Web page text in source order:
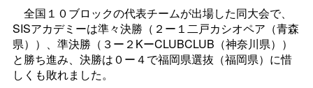
全国１０ブロックの代表チームが出場した同大会で、
SISアカデミーは準々決勝（２ー１二戸カシオペア（青森
県））、準決勝（３ー２KーCLUBCLUB（神奈川県））
と勝ち進み、決勝は０ー４で福岡県選抜（福岡県）に惜
しくも敗れました。